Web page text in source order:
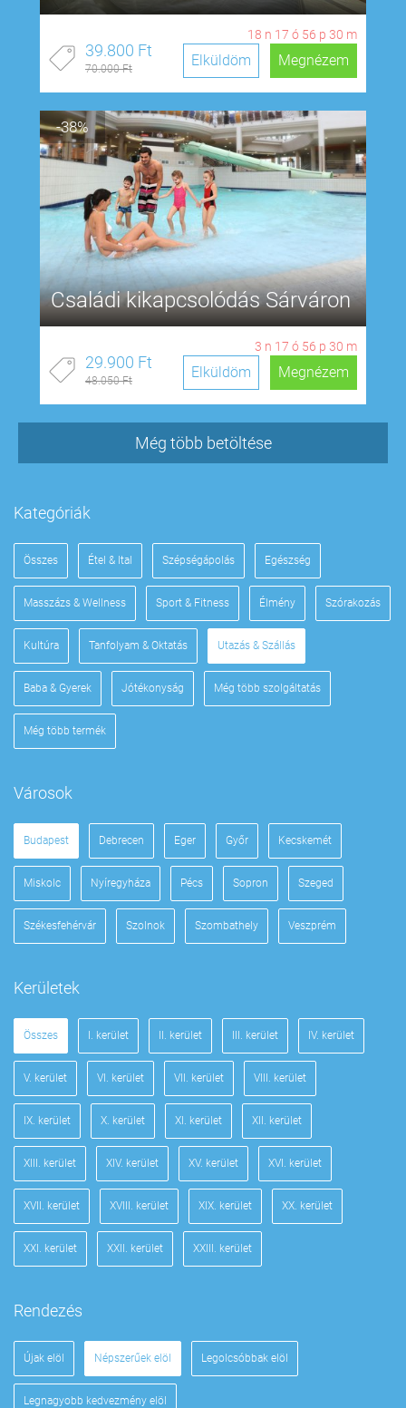
18 n 17 ó 56 p 29 m
39.800 Ft
70.000 Ft Megnézem
Elküldöm
-38%
Családi kikapcsolódás Sárváron
3 n 17 ó 56 p 29 m
29.900 Ft
48.050 Ft Megnézem
Elküldöm
Még több betöltése
Kategóriák
Összes Étel & Ital Szépségápolás Egészség
Masszázs & Wellness Sport & Fitness Élmény Szórakozás
Kultúra Tanfolyam & Oktatás Utazás & Szállás
Baba & Gyerek Jótékonyság Még több szolgáltatás
Még több termék
Városok
Budapest Debrecen Eger Győr Kecskemét
Miskolc Nyíregyháza Pécs Sopron Szeged
Székesfehérvár Szolnok Szombathely Veszprém
Kerületek
Összes I. kerület II. kerület III. kerület IV. kerület
V. kerület VI. kerület VII. kerület VIII. kerület
IX. kerület X. kerület XI. kerület XII. kerület
XIII. kerület XIV. kerület XV. kerület XVI. kerület
XVII. kerület XVIII. kerület XIX. kerület XX. kerület
XXI. kerület XXII. kerület XXIII. kerület
Rendezés
Újak elöl Népszerűek elöl Legolcsóbbak elöl
Legnagyobb kedvezmény elöl